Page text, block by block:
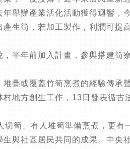
舉辦產業活化活動獲得迴響，
生筍，若加工製作，利潤可
半年前加入計畫，參與搭建
疊或覆蓋竹筍烹煮的經驗傳承
地方創生工作，13日發表循
筍、有人堆筍準備烹煮，更
與社區居民共同的成果。中